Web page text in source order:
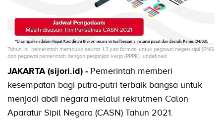
Tahun ini, pemerintah membuka sekitar 1,3 juta formasi untuk pegawai negeri sipil (PNS)
dan pegawai pemerintah dengan perjanjian kerja (PPPK). undefined
JAKARTA (sijori.id) - Pemerintah memberi
kesempatan bagi putra-putri terbaik bangsa untuk
menjadi abdi negara melalui rekrutmen Calon
Aparatur Sipil Negara (CASN) Tahun 2021.